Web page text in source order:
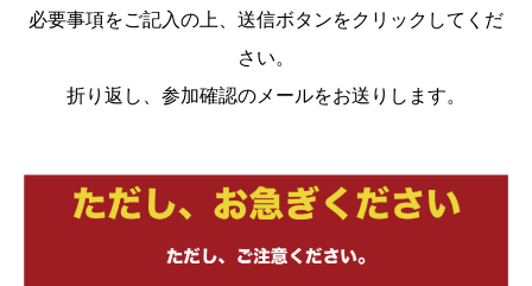
必要事項をご記入の上、送信ボタンをクリックしてくだ
さい。
折り返し、参加確認のメールをお送りします。